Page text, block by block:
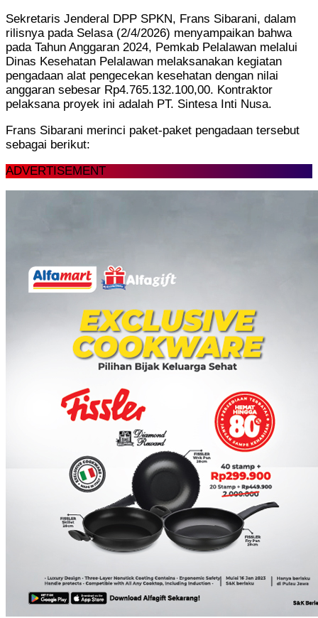
Sekretaris Jenderal DPP SPKN, Frans Sibarani, dalam
rilisnya pada Selasa (2/4/2026) menyampaikan bahwa
pada Tahun Anggaran 2024, Pemkab Pelalawan melalui
Dinas Kesehatan Pelalawan melaksanakan kegiatan
pengadaan alat pengecekan kesehatan dengan nilai
anggaran sebesar Rp4.765.132.100,00. Kontraktor
pelaksana proyek ini adalah PT. Sintesa Inti Nusa.
Frans Sibarani merinci paket-paket pengadaan tersebut
sebagai berikut:
ADVERTISEMENT